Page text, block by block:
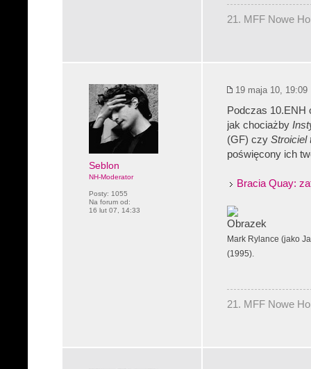
21. MFF Nowe
Seblon
NH-Moderator
Posty: 1055
Na forum od:
16 lut 07, 14:33
19 maja 10, 19:09
Podczas 10.ENH
jak chociażby
(GF) czyStroiciel
poświęcony ich
Bracia Quay:
Mark Rylance (jako
(1995).
21. MFF Nowe